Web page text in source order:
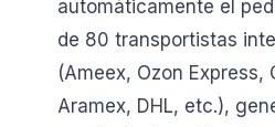
automáticamente el
de 80 transportistas
(Ameex, Ozon Express,
Aramex, DHL, etc.),